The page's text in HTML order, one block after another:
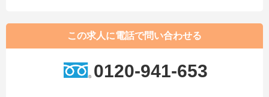
この求人に電話で問い合わせる
0120-941-653